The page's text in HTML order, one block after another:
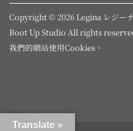
Copyright © 2026 Legina レジー
Boot Up Studio All rights
我們的網站使用Cookies 。
Translate »